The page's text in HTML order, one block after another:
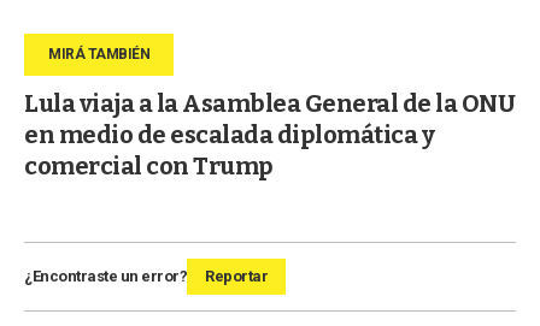
Lula viaja a la Asamblea General de la ONU
en medio de escalada diplomática y
comercial con Trump
¿Encontraste un error? Reportar